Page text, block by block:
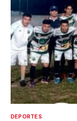
DEPORTES